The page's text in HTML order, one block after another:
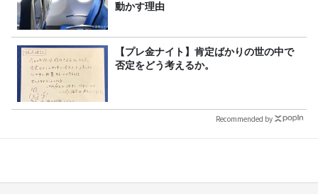
動かす理由
【プレ金ナイト】肯定ばかりの世の中で
否定をどう考えるか。
Recommended by